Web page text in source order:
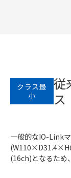
クラス最
小
従
ス
一般的なIO-Link
(16ch)となるため